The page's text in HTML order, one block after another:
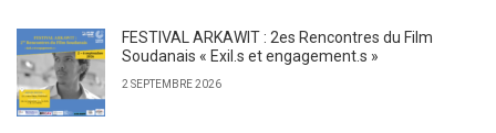
FESTIVAL ARKAWIT : 2es Rencontres du Film
Soudanais « Exil.s et engagement.s »
2 SEPTEMBRE 2026